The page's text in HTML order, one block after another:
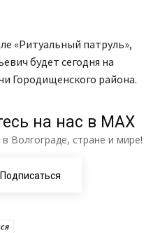
«Ритуальный патруль»,
будет сегодня на
Городищенского района.
на нас в МАХ
Волгограде, стране и мире!
Подписаться